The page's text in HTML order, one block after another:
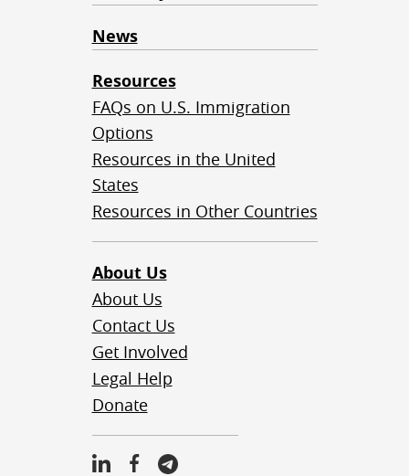
News
Resources
FAQs on U.S. Immigration
Options
Resources in the United
States
Resources in Other Countries
About Us
About Us
Contact Us
Get Involved
Legal Help
Donate